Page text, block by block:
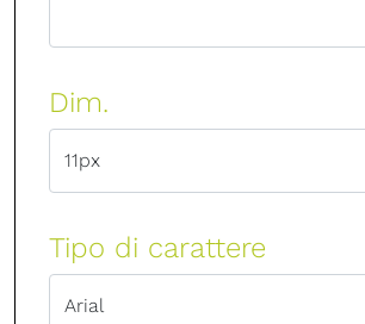
Dim.
Tipo di carattere